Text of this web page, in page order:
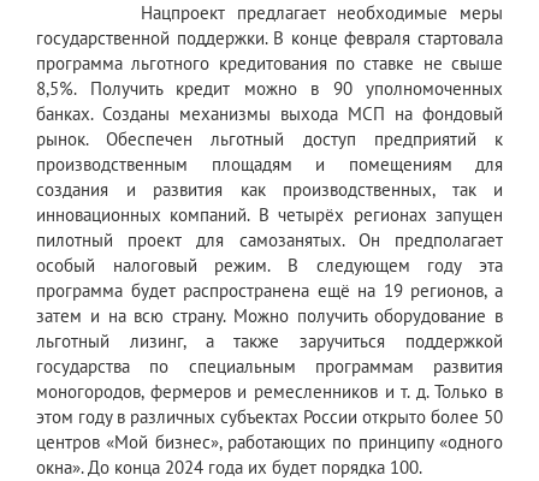
Нацпроект предлагает необходимые меры
государственной поддержки. В конце февраля стартовала
программа льготного кредитования по ставке не свыше
8,5%. Получить кредит можно в 90 уполномоченных
банках. Созданы механизмы выхода МСП на фондовый
рынок. Обеспечен льготный доступ предприятий к
производственным площадям и помещениям для
создания и развития как производственных, так и
инновационных компаний. В четырёх регионах запущен
пилотный проект для самозанятых. Он предполагает
особый налоговый режим. В следующем году эта
программа будет распространена ещё на 19 регионов, а
затем и на всю страну. Можно получить оборудование в
льготный лизинг, а также заручиться поддержкой
государства по специальным программам развития
моногородов, фермеров и ремесленников и т. д. Только в
этом году в различных субъектах России открыто более 50
центров «Мой бизнес», работающих по принципу «одного
окна». До конца 2024 года их будет порядка 100.